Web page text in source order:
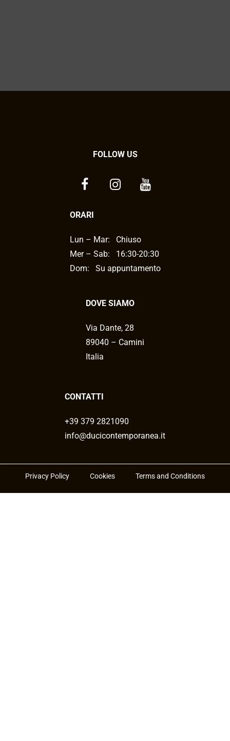
FOLLOW US
ORARI
Lun – Mar:
Chiuso
Mer – Sab:
16:30-20:30
Dom: Su appuntamento
DOVE SIAMO
Via Dante, 28
89040 – Camini
Italia
CONTATTI
+39 379 2821090
info@ducicontemporanea.it
Privacy Policy Cookies Terms and Conditions